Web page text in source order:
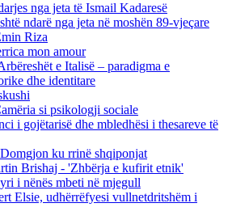
nga jeta të Ismail Kadaresë
ndarë nga jeta në moshën 89-vjeçare
Riza
mon amour
e Italisë – paradigma e
dhe identitare
si psikologji sociale
i gojëtarisë dhe mbledhësi i thesareve të
ku rrinë shqiponjat
Brishaj - 'Zhbërja e kufirit etnik'
i nënës mbeti në mjegull
Elsie, udhërrëfyesi vullnetdritshëm i